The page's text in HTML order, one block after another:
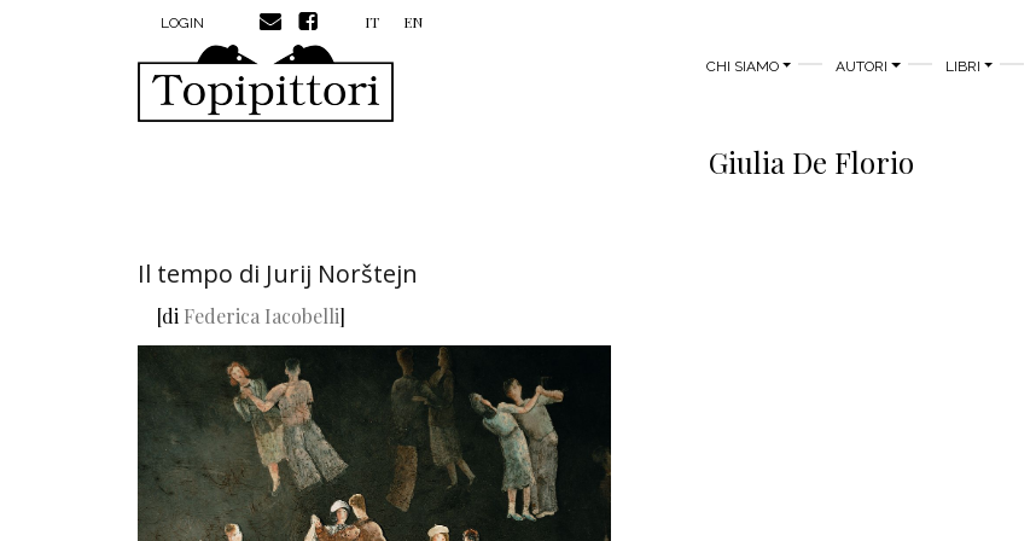
Salta al contenuto principale
MENU PROFILO UTENTE
LOGIN IT EN
MAIN MENU
CHI SIAMO AUTORI LIBRI
Giulia De Florio
Il tempo di Jurij Norštejn
[di Federica Iacobelli]